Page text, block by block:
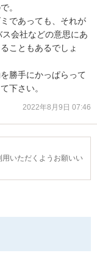
。
であっても、それが
会社などの意思にあ
こともあるでしょ
勝手にかっぱらって
下さい。
2022年8月9日 07:46
いただくようお願いい